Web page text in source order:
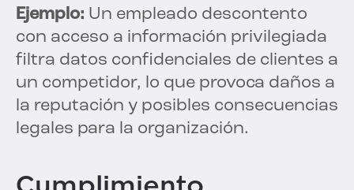
Ejemplo: Un empleado descontento
con acceso a información privilegiada
filtra datos confidenciales de clientes a
un competidor, lo que provoca daños a
la reputación y posibles consecuencias
legales para la organización.